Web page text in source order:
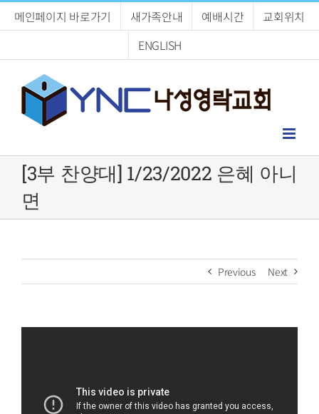
메인페이지 바로가기 새가족안내 예배시간
교회위치
ENGLISH
[3부 찬양대] 1/23/2022 은혜 아니
면
Previous Next